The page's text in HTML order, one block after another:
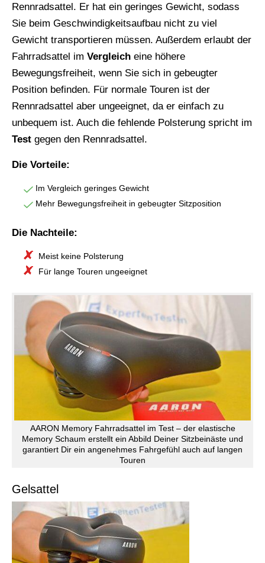
Rennradsattel. Er hat ein geringes Gewicht, sodass
Sie beim Geschwindigkeitsaufbau nicht zu viel
Gewicht transportieren müssen. Außerdem erlaubt der
Fahrradsattel im Vergleich eine höhere
Bewegungsfreiheit, wenn Sie sich in gebeugter
Position befinden. Für normale Touren ist der
Rennradsattel aber ungeeignet, da er einfach zu
unbequem ist. Auch die fehlende Polsterung spricht im
Test gegen den Rennradsattel.
Die Vorteile:
Im Vergleich geringes Gewicht
Mehr Bewegungsfreiheit in gebeugter Sitzposition
Die Nachteile:
Meist keine Polsterung
Für lange Touren ungeeignet
AARON Memory Fahrradsattel im Test – der elastische
Memory Schaum erstellt ein Abbild Deiner Sitzbeinäste und
garantiert Dir ein angenehmes Fahrgefühl auch auf langen
Touren
Gelsattel